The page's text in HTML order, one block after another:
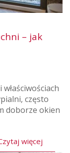
– jak
często
doborze okien
więcej